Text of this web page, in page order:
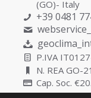
(GO)- Italy
+39 0481
P.IVA
N. REA GO-
Cap. Soc.